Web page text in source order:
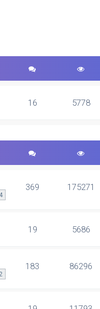
16 5778
4
369 175271
19 5686
183 86296